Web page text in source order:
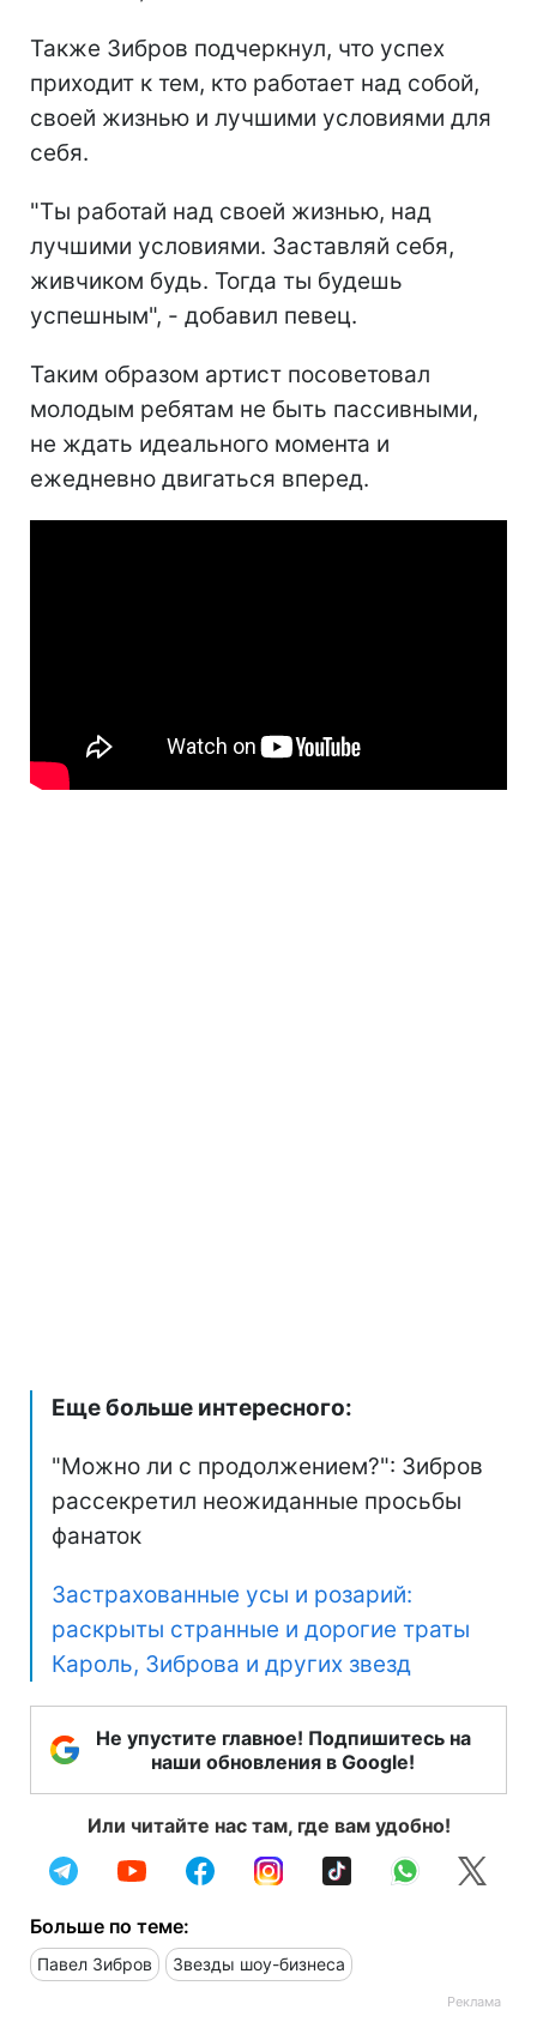
Также Зибров подчеркнул, что успех
приходит к тем, кто работает над собой,
своей жизнью и лучшими условиями для
себя.
"Ты работай над своей жизнью, над
лучшими условиями. Заставляй себя,
живчиком будь. Тогда ты будешь
успешным", - добавил певец.
Таким образом артист посоветовал
молодым ребятам не быть пассивными,
не ждать идеального момента и
ежедневно двигаться вперед.
Еще больше интересного:
"Можно ли с продолжением?": Зибров
рассекретил неожиданные просьбы
фанаток
Застрахованные усы и розарий:
раскрыты странные и дорогие траты
Кароль, Зиброва и других звезд
Не упустите главное! Подпишитесь на
наши обновления в Google!
Или читайте нас там, где вам удобно!
Больше по теме:
Павел Зибров Звезды шоу-бизнеса